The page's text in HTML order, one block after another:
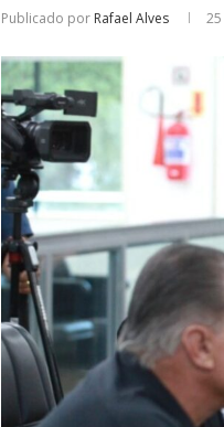
Publicado por Rafael Alves